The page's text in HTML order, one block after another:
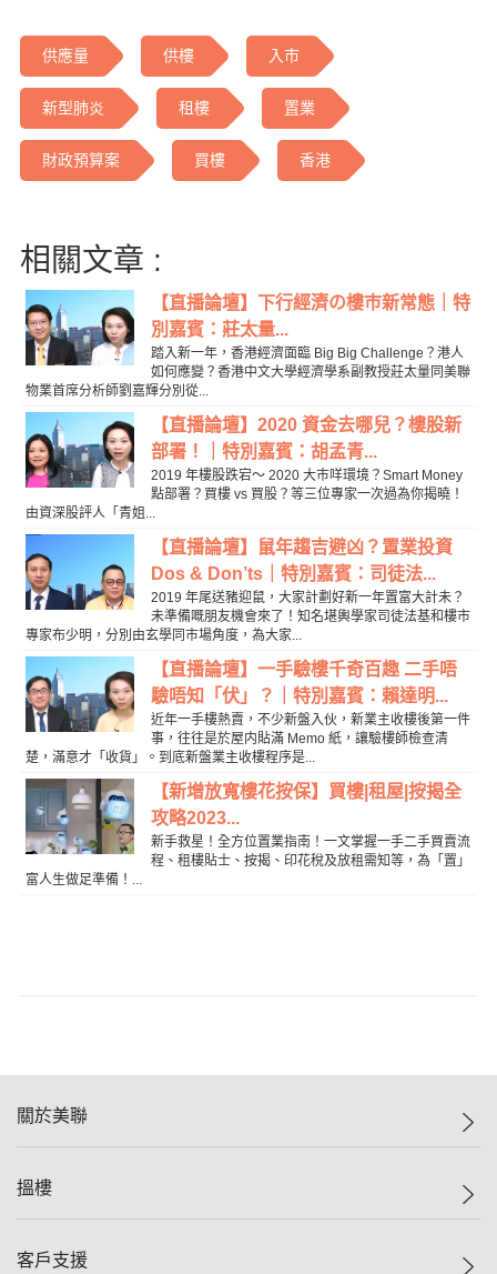
供應量 供樓 入市
新型肺炎 租樓 置業
財政預算案 買樓 香港
相關文章 :
【直播論壇】下行經濟の樓巿新常態｜特
別嘉賓：莊太量...
踏入新一年，香港經濟面臨 Big Big Challenge？港人
如何應變？香港中文大學經濟學系副教授莊太量同美聯
物業首席分析師劉嘉輝分別從...
【直播論壇】2020 資金去哪兒？樓股新
部署！｜特別嘉賓：胡孟青...
2019 年樓股跌宕～ 2020 大巿咩環境？Smart Money
點部署？買樓 vs 買股？等三位專家一次過為你揭曉！
由資深股評人「青姐...
【直播論壇】鼠年趨吉避凶？置業投資
Dos & Don’ts｜特別嘉賓：司徒法...
2019 年尾送豬迎鼠，大家計劃好新一年置富大計未？
未準備嘅朋友機會來了！知名堪輿學家司徒法基和樓市
專家布少明，分別由玄學同巿場角度，為大家...
【直播論壇】一手驗樓千奇百趣 二手唔
驗唔知「伏」？｜特別嘉賓：賴達明...
近年一手樓熱賣，不少新盤入伙，新業主收樓後第一件
事，往往是於屋内貼滿 Memo 紙，讓驗樓師檢查清
楚，滿意才「收貨」。到底新盤業主收樓程序是...
【新增放寬樓花按保】買樓|租屋|按揭全
攻略2023...
新手救星！全方位置業指南！一文掌握一手二手買賣流
程、租樓貼士、按揭、印花稅及放租需知等，為「置」
富人生做足準備！...
關於美聯
美聯集團
搵樓
一手新盤
客戶支援